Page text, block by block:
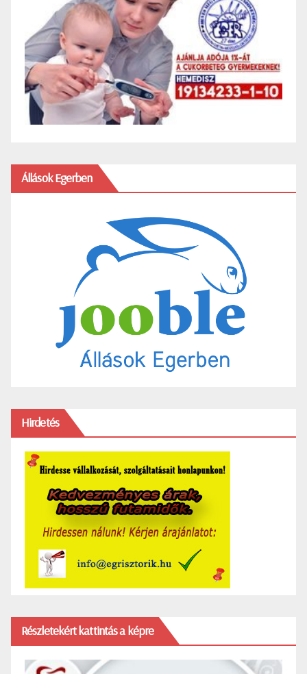
Állások Egerben
Hirdetés
Részletekért kattintás a képre